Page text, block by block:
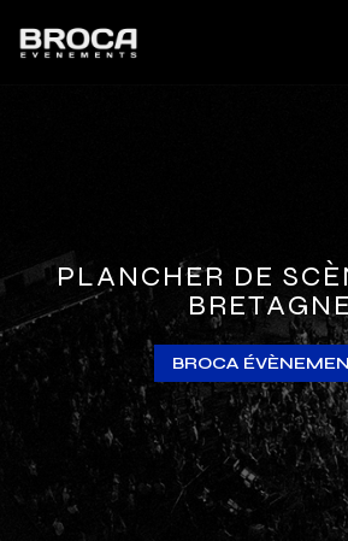
PLANCHER DE SCÈNE ULMA
BROCA